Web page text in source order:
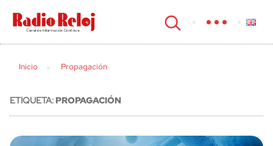
cerrar
Inicio Propagación
ETIQUETA:PROPAGACIÓN